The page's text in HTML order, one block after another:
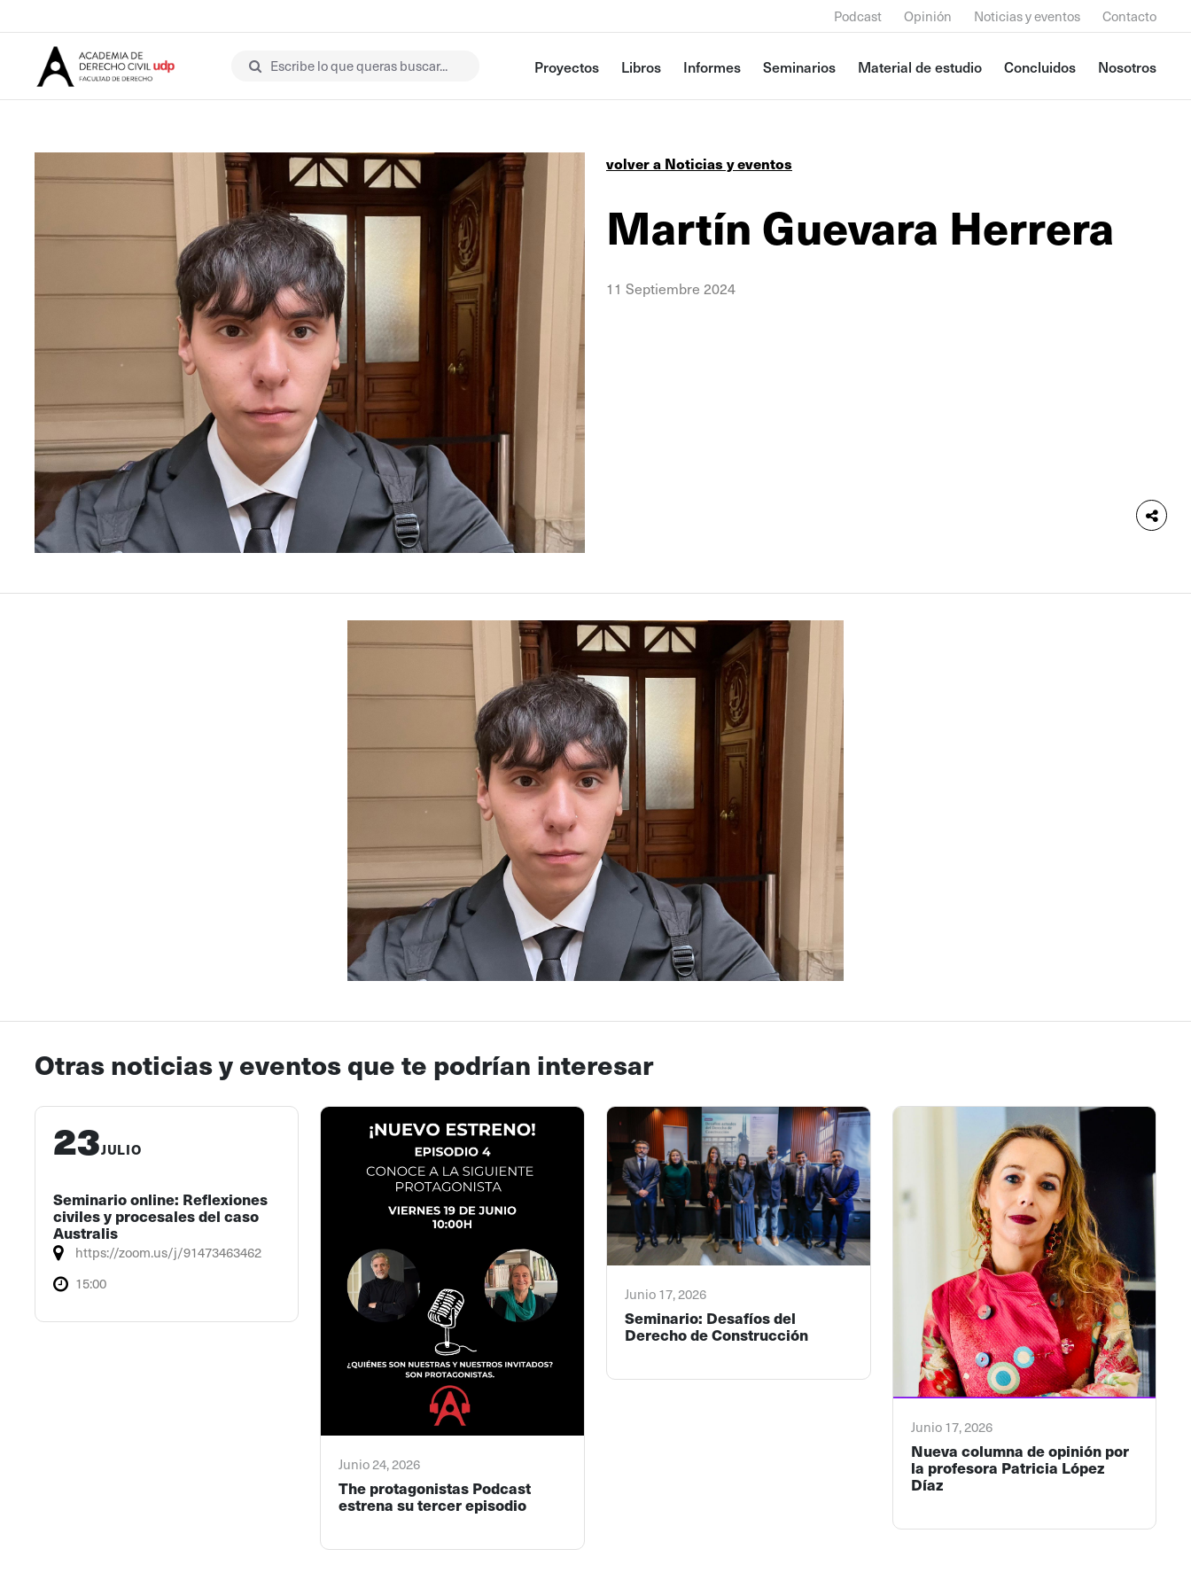
Podcast Opinión Noticias y eventos Contacto
Escribe lo que queras buscar... Proyectos Libros Informes Seminarios Material de estudio Concluidos Nosotros
volver a Noticias y eventos
Martín Guevara Herrera
11 Septiembre 2024
Otras noticias y eventos que te podrían interesar
23JULIO
Seminario online: Reflexiones
civiles y procesales del caso
Australis
https://zoom.us/j/91473463462
15:00
Junio 24, 2026
The protagonistas Podcast
estrena su tercer episodio
Junio 17, 2026
Seminario: Desafíos del
Derecho de Construcción
Junio 17, 2026
Nueva columna de opinión por
la profesora Patricia López
Díaz